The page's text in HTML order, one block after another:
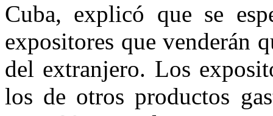
Cuba, explicó que se
expositores que venderán
del extranjero. Los
los de otros productos